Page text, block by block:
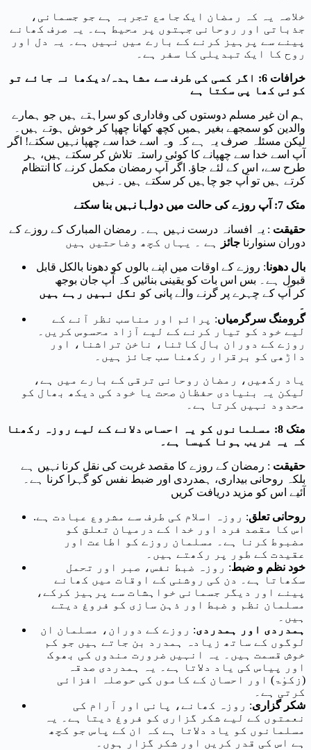
خلاصہ یہ کہ رمضان ایک جامع تجربہ ہے جو جسمانی،
جذباتی اور روحانی جہتوں پر محیط ہے۔ یہ صرف کھانے
پینے سے پرہیز کرنے کے بارے میں نہیں ہے۔ یہ دل اور
روح کا ایک تبدیلی کا سفر ہے۔
خرافات 6: اگر کسی کی طرف سے مشاہدہ/دیکھا نہ جائے تو
کوئی کھا پی سکتا ہے
ہم ان غیر مسلم دوستوں کی وفاداری کو سراہتے ہیں جو ہمارے
والدین کو سمجھے بغیر ہمیں کچھ کھانا چھپا کر خوش ہوتے ہیں۔
لیکن مسئلہ صرف یہ ہے کہ وہ اسے خدا سے چھپا نہیں سکتے! اگر
آپ اسے خدا سے چھپانے کا کوئی راستہ تلاش کر سکتے ہیں، ہر
طرح سے، اس کے لئے جاؤ. اگر آپ رمضان مکمل کرنے کا انتظام
کرتے ہیں تو آپ جو چاہیں کر سکتے ہیں۔ نہیں
متک 7: آپ روزے کی حالت میں دولہا نہیں بنا سکتے
حقیقت : یہ افسانہ درست نہیں ہے۔ رمضان المبارک کے روزے کے
دوران سنوارنا جائز ہے ۔ یہاں کچھ وضاحتیں ہیں
بال دھونا: روزے کے اوقات میں اپنے بالوں کو دھونا بالکل قابل
قبول ہے۔ بس اس بات کو یقینی بنائیں کہ آپ جان بوجھ
کر آپ کے چہرے پر گرنے والے پانی کو نگل نہیں رہے ہیں
۔
گرومنگ سرگرمیاں: پرائم اور مناسب نظر آنے کے
لیے خود کو تیار کرنے کے لیے آزاد محسوس کریں۔
روزے کے دوران بال کاٹنا، ناخن تراشنا، اور
داڑھی کو برقرار رکھنا سب جائز ہیں۔
یاد رکھیں، رمضان روحانی ترقی کے بارے میں ہے،
لیکن یہ بنیادی حفظان صحت یا خود کی دیکھ بھال کو
محدود نہیں کرتا ہے۔
متک 8: مسلمانوں کو یہ احساس دلانے کے لیے روزہ رکھنا
کہ یہ غریب ہونا کیسا ہے۔
حقیقت : رمضان کے روزے کا مقصد غربت کی نقل کرنا نہیں ہے
بلکہ روحانی بیداری، ہمدردی اور ضبط نفس کو گہرا کرنا ہے۔
آئیے اس کو مزید دریافت کریں
روحانی تعلق: روزہ اسلام کی طرف سے مشروع عبادت ہے.
اس کا مقصد فرد اور خدا کے درمیان تعلق کو
مضبوط کرنا ہے۔ مسلمان روزے کو اطاعت اور
عقیدت کے طور پر رکھتے ہیں۔
خود نظم و ضبط: روزہ ضبط نفس، صبر اور تحمل
سکھاتا ہے۔ دن کی روشنی کے اوقات میں کھانے
پینے اور دیگر جسمانی خواہشات سے پرہیز کرکے،
مسلمان نظم و ضبط اور ذہن سازی کو فروغ دیتے
ہیں۔
ہمدردی اور ہمدردی: روزے کے دوران، مسلمان ان
لوگوں کے ساتھ زیادہ ہمدرد بن جاتے ہیں جو کم
خوش قسمت ہیں۔ یہ انہیں ضرورت مندوں کی بھوک
اور پیاس کی یاد دلاتا ہے۔ یہ ہمدردی صدقہ
(زکوٰۃ) اور احسان کے کاموں کی حوصلہ افزائی
کرتی ہے۔
شکر گزاری: روزہ کھانے، پانی اور آرام کی
نعمتوں کے لیے شکر گزاری کو فروغ دیتا ہے۔ یہ
مسلمانوں کو یاد دلاتا ہے کہ ان کے پاس جو کچھ
ہے اس کی قدر کریں اور شکر گزار ہوں۔